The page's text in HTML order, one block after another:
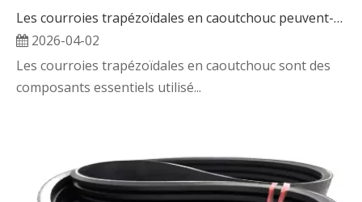
Les courroies trapézoïdales en caoutchouc peuvent-elles fonctionner dans des environnements à haute température ?
2026-04-02
Les courroies trapézoïdales en caoutchouc sont des
composants essentiels utilisé...